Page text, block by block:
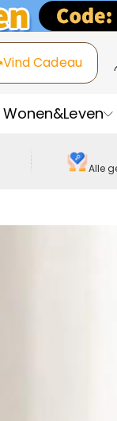
Vind Cadeau
Wonen&Leven
Alle